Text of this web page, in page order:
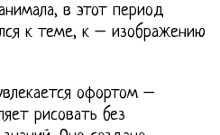
в этот период
к теме, к – изображению
офортом –
рисовать без